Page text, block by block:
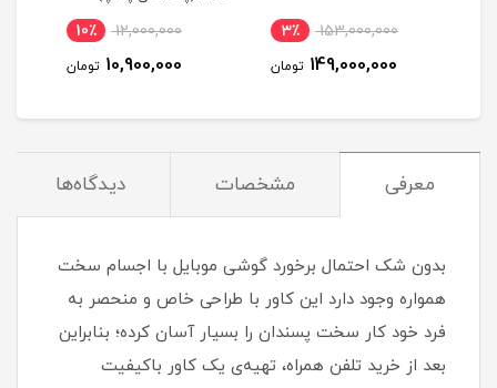
153,000,000 3٪
149,000,000 تومان
12,000,000 10٪
10,900,000 تومان
معرفی مشخصات دیدگاه‌ها
بدون شک احتمال برخورد گوشی موبایل با اجسام سخت
همواره وجود دارد این کاور با طراحی خاص و منحصر به
فرد خود کار سخت پسندان را بسیار آسان کرده؛ بنابراین
بعد از خرید تلفن همراه، تهیه‌ی یک کاور با‌کیفیت